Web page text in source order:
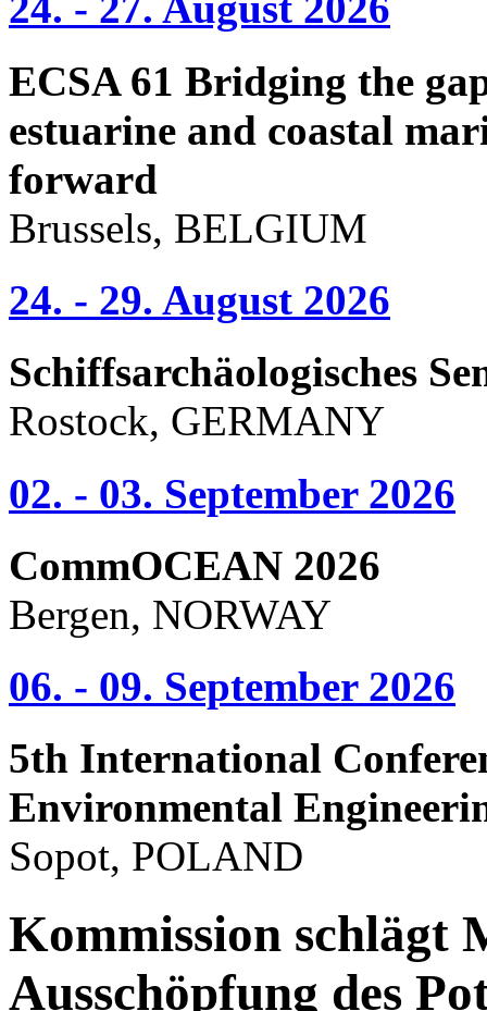
ECSA 61 Bridging the
estuarine and coastal
forward
Brussels, BELGIUM
24. - 29. August 2026
Schiffsarchäologisches
Rostock, GERMANY
02. - 03. September 2026
CommOCEAN 2026
Bergen, NORWAY
06. - 09. September 2026
5th International
Environmental
Sopot, POLAND
Kommission schlägt
Ausschöpfung des